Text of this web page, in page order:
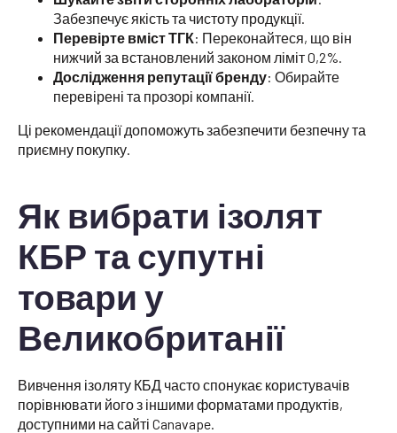
Забезпечує якість та чистоту продукції.
Перевірте вміст ТГК: Переконайтеся, що він
нижчий за встановлений законом ліміт 0,2%.
Дослідження репутації бренду: Обирайте
перевірені та прозорі компанії.
Ці рекомендації допоможуть забезпечити безпечну та
приємну покупку.
Як вибрати ізолят
КБР та супутні
товари у
Великобританії
Вивчення ізоляту КБД часто спонукає користувачів
порівнювати його з іншими форматами продуктів,
доступними на сайті Canavape.